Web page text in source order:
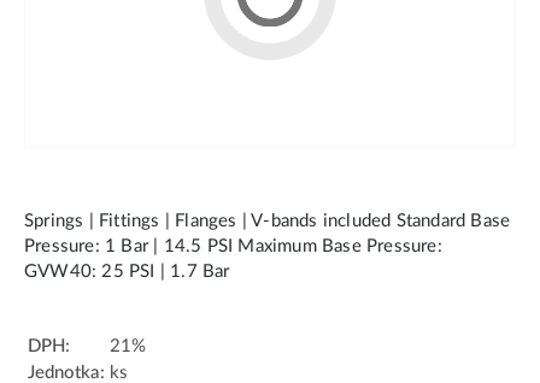
Springs | Fittings | Flanges | V-bands included Standard Base
Pressure: 1 Bar | 14.5 PSI Maximum Base Pressure:
GVW40: 25 PSI | 1.7 Bar
DPH:
21%
Jednotka: ks